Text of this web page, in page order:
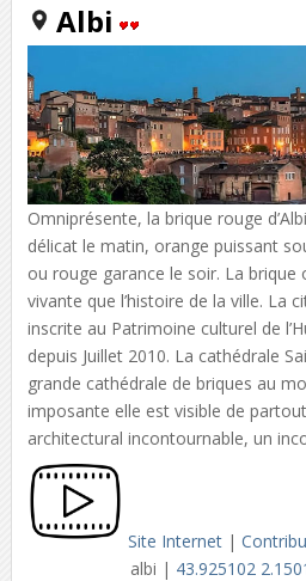
Albi
Omniprésente, la brique rouge
délicat le matin, orange puissant
ou rouge garance le soir. La brique
vivante que l’histoire de la ville. La
inscrite au Patrimoine culturel de
depuis Juillet 2010. La cathédrale
grande cathédrale de briques au
imposante elle est visible de
architectural incontournable, un
Site Internet|
albi | 43.925102